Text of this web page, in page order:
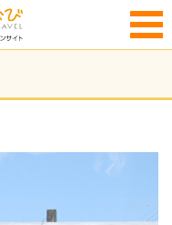
MENU